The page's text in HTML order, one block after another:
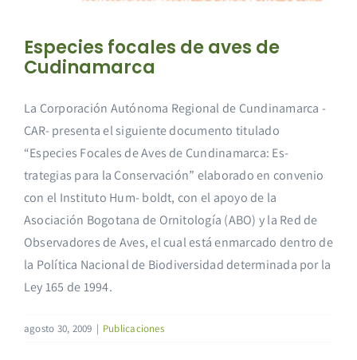
Especies focales de aves de
Cudinamarca
La Corporación Autónoma Regional de Cundinamarca -
CAR- presenta el siguiente documento titulado
“Especies Focales de Aves de Cundinamarca: Es-
trategias para la Conservación” elaborado en convenio
con el Instituto Hum- boldt, con el apoyo de la
Asociación Bogotana de Ornitología (ABO) y la Red de
Observadores de Aves, el cual está enmarcado dentro de
la Política Nacional de Biodiversidad determinada por la
Ley 165 de 1994.
agosto 30, 2009 | Publicaciones